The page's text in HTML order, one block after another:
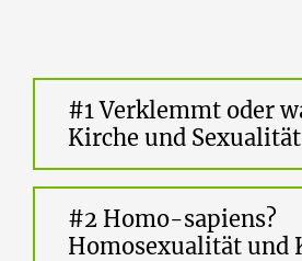
#1 Verklemmt oder
Kirche und Sexualität
#2 Homo-sapiens?
Homosexualität und